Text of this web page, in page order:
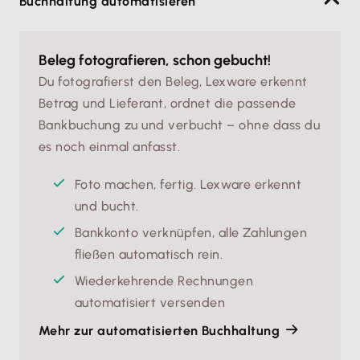
Beleg fotografieren, schon gebucht!
Du fotografierst den Beleg, Lexware erkennt
Betrag und Lieferant, ordnet die passende
Bankbuchung zu und verbucht – ohne dass du
es noch einmal anfasst.
Foto machen, fertig. Lexware erkennt
und bucht.
Bankkonto verknüpfen, alle Zahlungen
fließen automatisch rein.
Wiederkehrende Rechnungen
automatisiert versenden
Mehr zur automatisierten Buchhaltung